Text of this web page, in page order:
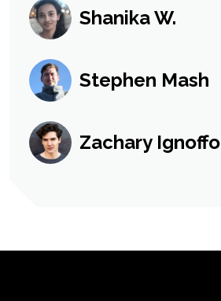
Shanika W.
Stephen Mash
Zachary Ignoffo